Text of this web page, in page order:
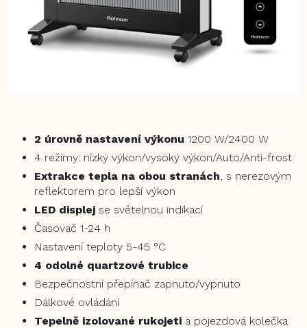
2 úrovně nastavení výkonu 1200 W/2400 W
4 režimy: nízký výkon/vysoký výkon/Auto/Anti-frost
Extrakce tepla na obou stranách , s nerezovým
reflektorem pro lepší výkon
LED displej se světelnou indikací
Časovač 1-24 h
Nastavení teploty 5-45 °C
4 odolné quartzové trubice
Bezpečnostní přepínač zapnuto/vypnuto
Dálkové ovládání
Tepelně izolované rukojeti a pojezdová kolečka